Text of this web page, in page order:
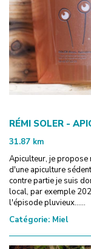
RÉMI SOLER -
31.87 km
Apiculteur, je propose
d'une apiculture
contre partie je suis
local, par exemple
l'épisode pluvieux......
Catégorie: Miel